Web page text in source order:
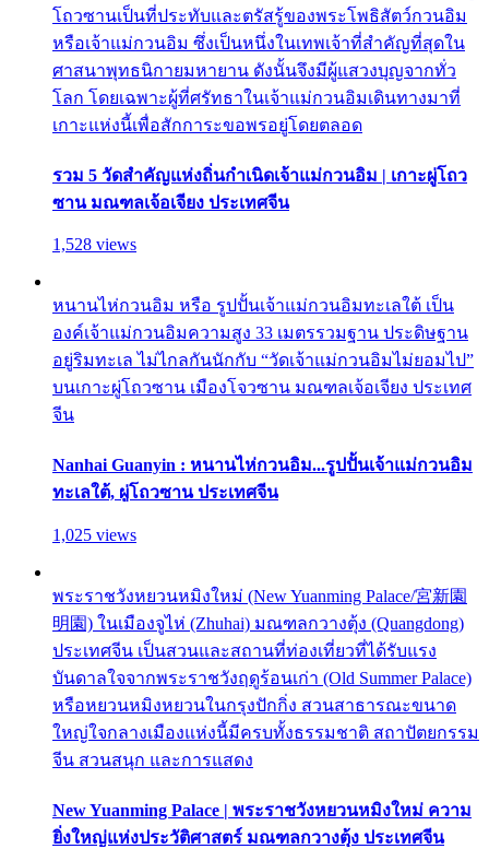
โถวซานเป็นที่ประทับและตรัสรู้ของพระโพธิสัตว์กวนอิม
หรือเจ้าแม่กวนอิม ซึ่งเป็นหนึ่งในเทพเจ้าที่สำคัญที่สุดใน
ศาสนาพุทธนิกายมหายาน ดังนั้นจึงมีผู้แสวงบุญจากทั่ว
โลก โดยเฉพาะผู้ที่ศรัทธาในเจ้าแม่กวนอิมเดินทางมาที่
เกาะแห่งนี้เพื่อสักการะขอพรอยู่โดยตลอด
รวม 5 วัดสำคัญแห่งถิ่นกำเนิดเจ้าแม่กวนอิม | เกาะผู่โถว
ซาน มณฑลเจ้อเจียง ประเทศจีน
1,528 views
หนานไห่กวนอิม หรือ รูปปั้นเจ้าแม่กวนอิมทะเลใต้ เป็น
องค์เจ้าแม่กวนอิมความสูง 33 เมตรรวมฐาน ประดิษฐาน
อยู่ริมทะเล ไม่ไกลกันนักกับ “วัดเจ้าแม่กวนอิมไม่ยอมไป”
บนเกาะผู่โถวซาน เมืองโจวซาน มณฑลเจ้อเจียง ประเทศ
จีน
Nanhai Guanyin : หนานไห่กวนอิม...รูปปั้นเจ้าแม่กวนอิม
ทะเลใต้, ผู่โถวซาน ประเทศจีน
1,025 views
พระราชวังหยวนหมิงใหม่ (New Yuanming Palace/宮新園
明園) ในเมืองจูไห่ (Zhuhai) มณฑลกวางตุ้ง (Quangdong)
ประเทศจีน เป็นสวนและสถานที่ท่องเที่ยวที่ได้รับแรง
บันดาลใจจากพระราชวังฤดูร้อนเก่า (Old Summer Palace)
หรือหยวนหมิงหยวนในกรุงปักกิ่ง สวนสาธารณะขนาด
ใหญ่ใจกลางเมืองแห่งนี้มีครบทั้งธรรมชาติ สถาปัตยกรรม
จีน สวนสนุก และการแสดง
New Yuanming Palace | พระราชวังหยวนหมิงใหม่ ความ
ยิ่งใหญ่แห่งประวัติศาสตร์ มณฑลกวางตุ้ง ประเทศจีน